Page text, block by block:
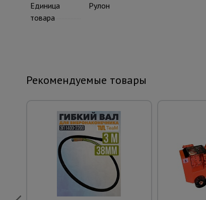
Единица
товара
Рулон
Рекомендуемые товары